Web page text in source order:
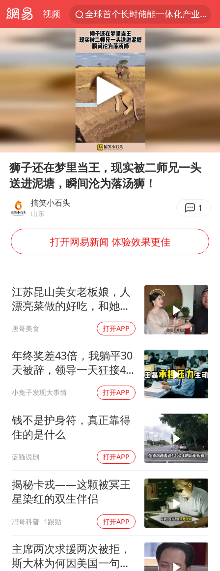
视频
全球首个长时储能一体化产业园量产
台风白海豚已进入24小时警戒线
“秋天的第一杯奶茶”6岁了
上海：台风白海豚或将带来龙卷风
四川宜宾高县4.9级地震致1死
国乒男单横滨冠军赛全军覆没
38岁演员求职万岁山NPC成功
胡彦斌获《歌手2026》歌王
U17国足三连胜晋级明日之星半决赛
美股存储板块集体大跌
胡彦斌韩磊 谁帮谁
夯实基础开新局
Play
00:00 00:10
狮子还在梦里当王，现实被二师兄一头
送进泥塘，瞬间沦为落汤狮！
搞笑小石头
山东 1
打开网易新闻 体验效果更佳
江苏昆山美女老板娘，人
漂亮菜做的好吃，和她小
唐哥美食 打开APP
年终奖差43倍，我躺平30
天被辞，领导一天狂接47
小兔子发现大事情 打开APP
钱不是护身符，真正靠得
住的是什么
蓝猫说剧 打开APP
揭秘卡戎——这颗被冥王
星染红的双生伴侣
冯哥科普 1跟贴 打开APP
主席两次求援两次被拒，
斯大林为何因美国一句话